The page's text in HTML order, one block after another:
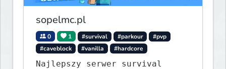
sopelmc.pl
0 1 #survival #parkour
#pvp
#caveblock
#vanilla #hardcore
Najlepszy serwer survival